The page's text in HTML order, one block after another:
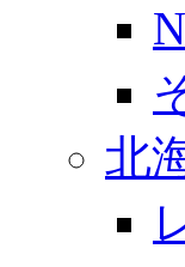
北